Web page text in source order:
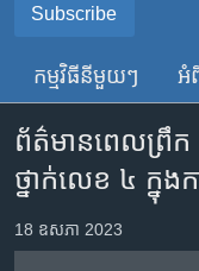
រំលង​
ទំព័រ​
ព័ត៌មាន​​
តែ​
រំលង​
អន្តរជាតិ
ចិន
ហេឡូវីអូអេ
កម្ពុជាច្នៃប្រតិដ្ឋ
ព្រឹត្តិការណ៍ព័ត៌មាន
Subscribe
កម្មវិធី​នីមួយៗ អំ
ព័ត៌មាន​ពេល​ព្រឹ
ថ្នាក់​លេខ​ ៤​ ក្នុ
18 ឧសភា 2023